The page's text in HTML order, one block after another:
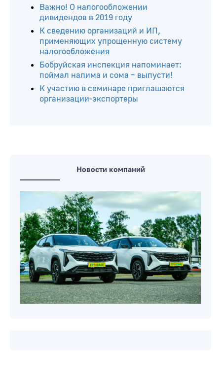
Важно! О налогообложении
дивидендов в 2019 году
К сведению организаций и ИП,
применяющих упрощенную систему
налогообложения
Бобруйская инспекция напоминает:
поймал налима и сома – выпусти!
К участию в семинаре приглашаются
организации-экспортеры
Новости компаний